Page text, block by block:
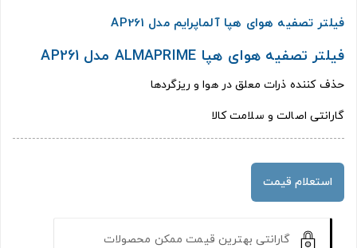
فیلتر تصفیه هوای هپا آلماپرایم مدل AP261
فیلتر تصفیه هوای هپا ALMAPRIME مدل AP261
حذف کننده ذرات معلق در هوا و ریزگردها
گارانتی اصالت و سلامت کالا
استعلام قیمت
گارانتی بهترین قیمت ممکن محصولات